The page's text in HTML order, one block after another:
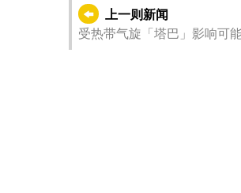
上一则新闻
受热带气旋「塔巴」影响可